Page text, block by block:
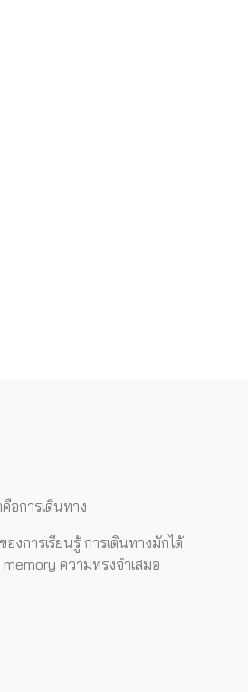
คือการเดินทาง
งการเรียนรู้ การเดินทางมักได้
memory ความทรงจำเสมอ